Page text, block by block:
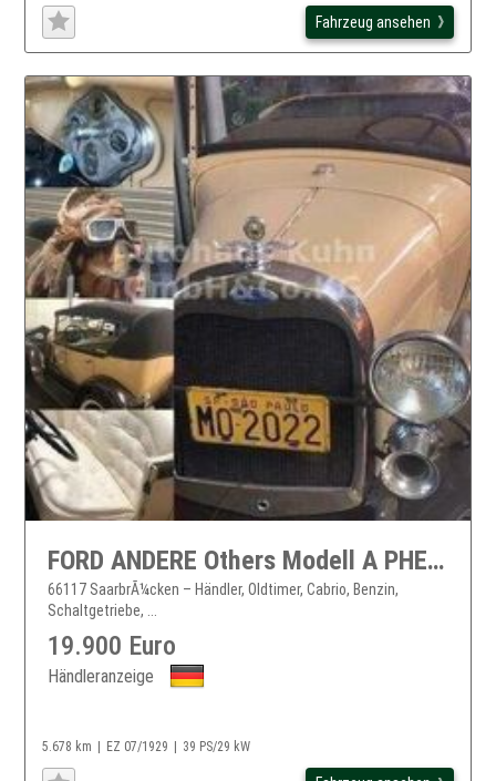
Fahrzeug ansehen
FORD ANDERE Others Modell A PHEATON H-KZ Restauration CA
66117 SaarbrÃ¼cken – Händler, Oldtimer, Cabrio, Benzin,
Schaltgetriebe, ...
19.900 Euro
Händleranzeige
5.678 km EZ 07/1929 39 PS/29 kW